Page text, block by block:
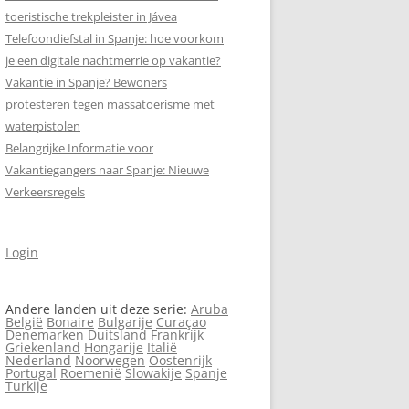
SCHRIJF MEE AAN
SPANJEVAKANTIELAND.NL!
SITEMAP
ZOEKEN
toeristische trekpleister in Jávea
Telefoondiefstal in Spanje: hoe voorkom
je een digitale nachtmerrie op vakantie?
Vakantie in Spanje? Bewoners
protesteren tegen massa­toerisme met
waterpistolen
Belangrijke Informatie voor
Vakantiegangers naar Spanje: Nieuwe
Verkeersregels
Login
Andere landen uit deze serie: Aruba
België Bonaire Bulgarije Curaçao
Denemarken Duitsland Frankrijk
Griekenland Hongarije Italië
Nederland Noorwegen Oostenrijk
Portugal Roemenië Slowakije Spanje
Turkije